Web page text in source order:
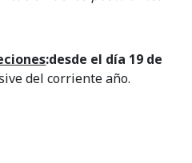
:desde el día 19 de
del corriente año.